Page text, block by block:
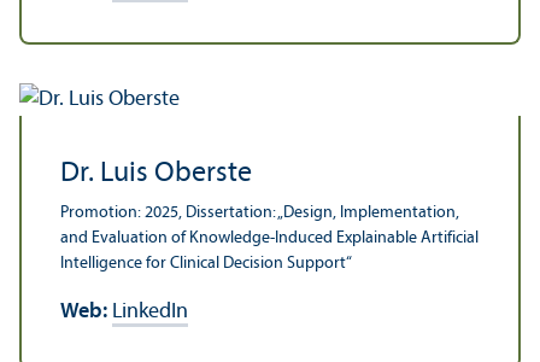
Dr. Luis Oberste
Promotion: 2025, Dissertation: „Design, Implementation,
and Evaluation of Knowledge-Induced Explainable Artificial
Intelligence for Clinical Decision Support“
Web: LinkedIn